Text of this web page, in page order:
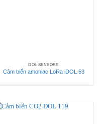
DOL SENSORS
Cảm biến amoniac LoRa iDOL 53